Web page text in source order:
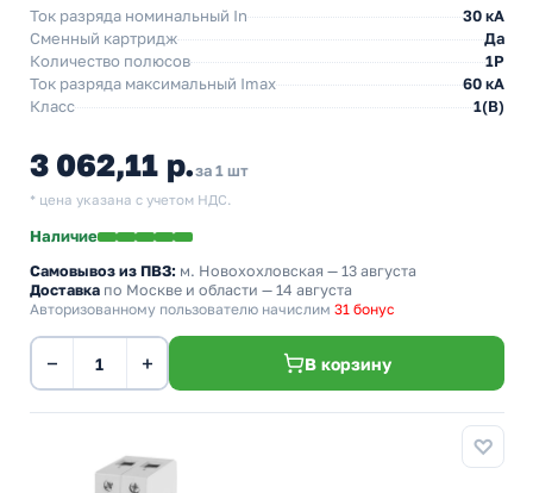
Ток разряда номинальный In
30 кА
Сменный картридж
Да
Количество полюсов
1P
Ток разряда максимальный Imax
60 кА
Класс
1(В)
3 062,11 р.за 1 шт
* цена указана с учетом НДС.
Наличие
Самовывоз из ПВЗ: м. Новохохловская — 13 августа
Доставка по Москве и области — 14 августа
Авторизованному пользователю начислим 31 бонус
− + В корзину